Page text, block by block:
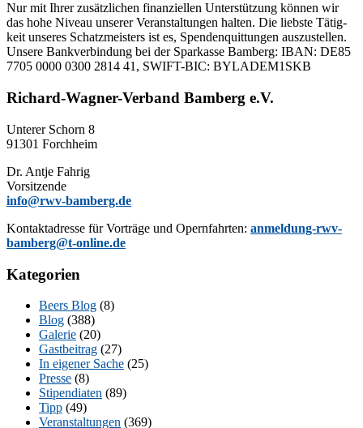
Nur mit Ih­rer zu­sätz­li­chen fi­nan­zi­el­len Un­ter­stüt­zung kön­nen wir
das hohe Ni­veau un­se­rer Ver­an­stal­tun­gen hal­ten. Die liebs­te Tä­tig­
keit un­se­res Schatz­meis­ters ist es, Spen­den­quit­tun­gen aus­zu­stel­len.
Un­se­re Bank­ver­bin­dung bei der Spar­kas­se Bam­berg: IBAN: DE85
7705 0000 0300 2814 41, SWIFT-BIC: BYLADEM1SKB
Richard-Wagner-Verband Bamberg e.V.
Un­te­rer Schorn 8
91301 Forchheim
Dr. Ant­je Fahrig
Vorsitzende
info@rwv-bamberg.de
Kon­takt­adres­se für Vor­trä­ge und Opern­fahr­ten: anmeldung-rwv-
bamberg@t-online.de
Kategorien
Beers Blog (8)
Blog (388)
Galerie (20)
Gastbeitrag (27)
In eigener Sache (25)
Presse (8)
Stipendiaten (89)
Tipp (49)
Veranstaltungen (369)